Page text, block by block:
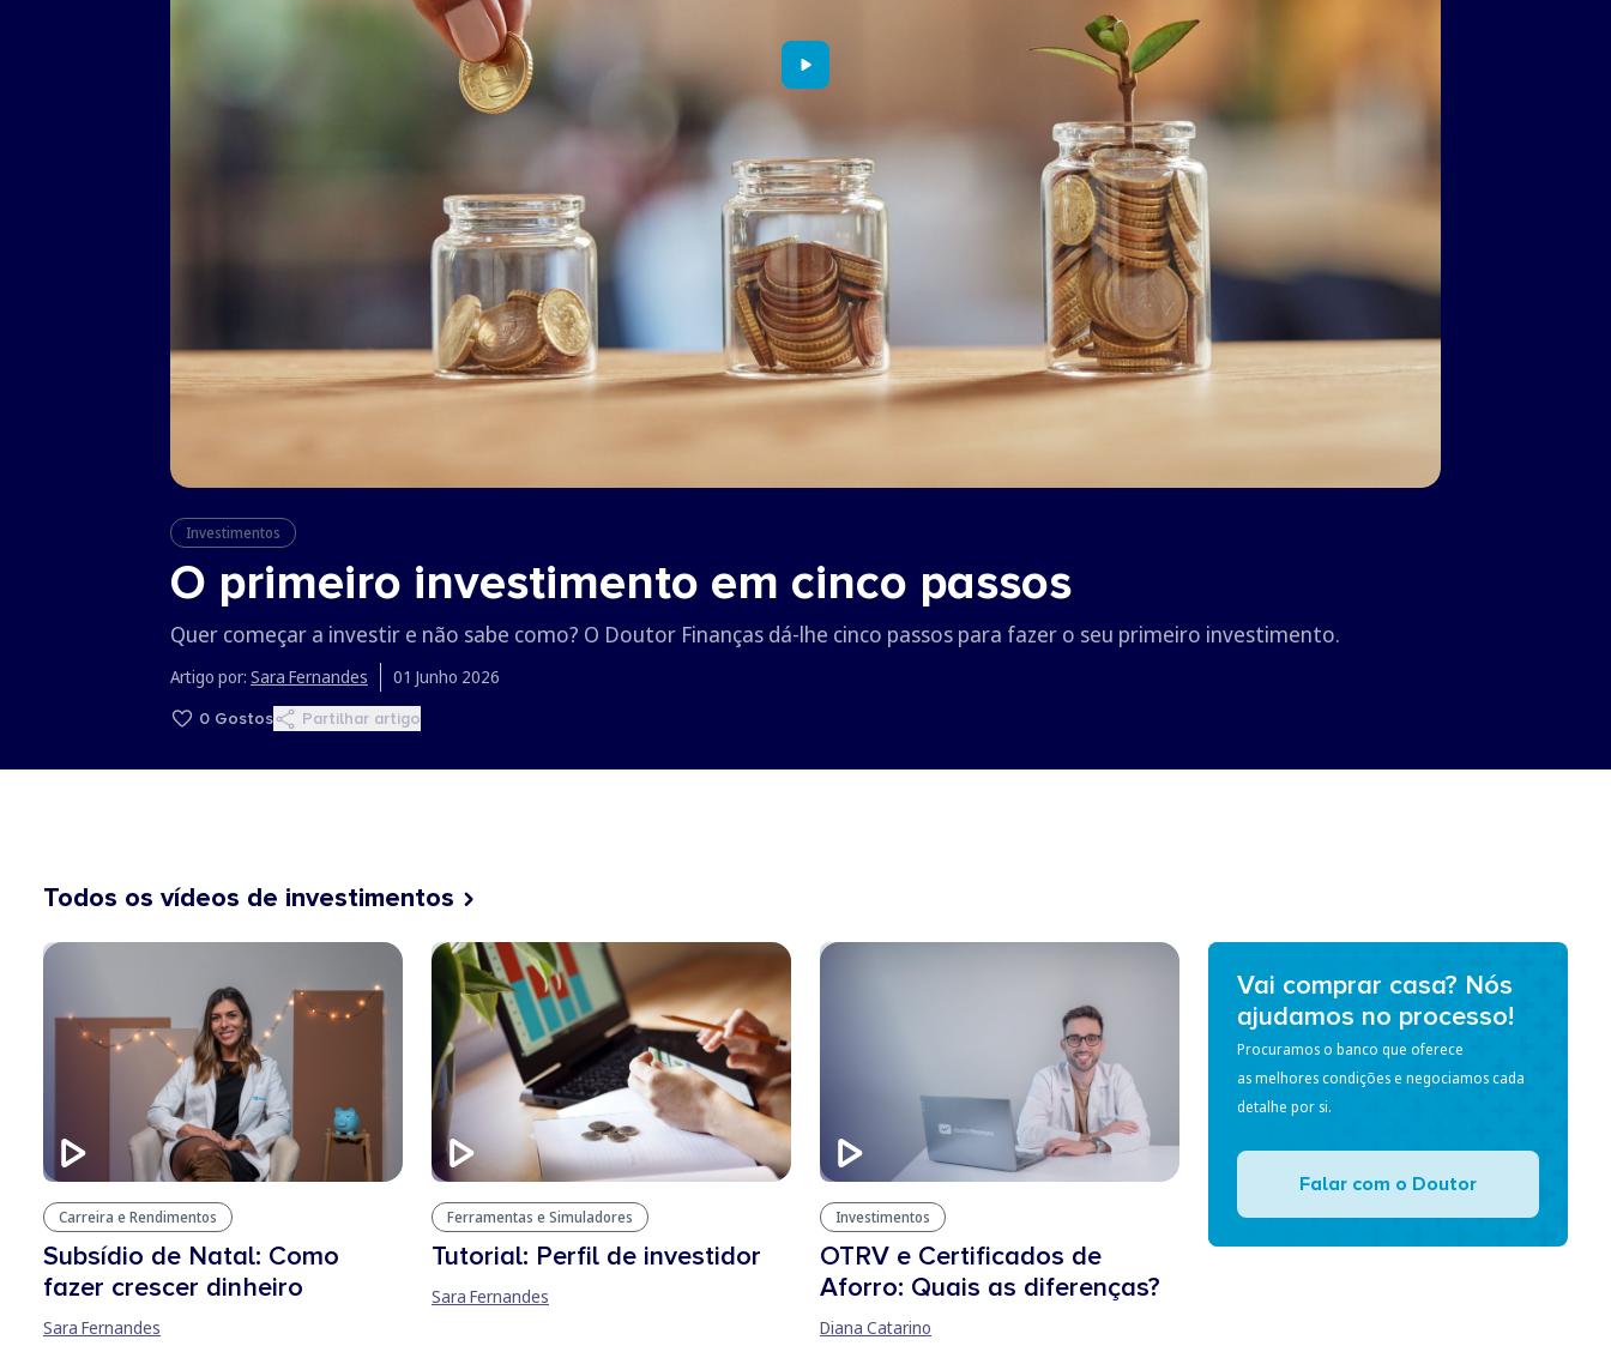
Investimentos
O primeiro investimento em cinco passos
Quer começar a investir e não sabe como? O Doutor Finanças dá-lhe cinco passos para fazer o seu primeiro investimento.
Artigo por: Sara Fernandes 01 Junho 2026
0 Gostos Partilhar artigo
Todos os vídeos de investimentos
Carreira e Rendimentos
Subsídio de Natal: Como
fazer crescer dinheiro
Sara Fernandes
Ferramentas e Simuladores
Tutorial: Perfil de investidor
Sara Fernandes
Investimentos
OTRV e Certificados de
Aforro: Quais as diferenças?
Diana Catarino
Vai comprar casa? Nós
ajudamos no processo!
Procuramos o banco que oferece
as melhores condições e negociamos cada
detalhe por si.
Falar com o Doutor